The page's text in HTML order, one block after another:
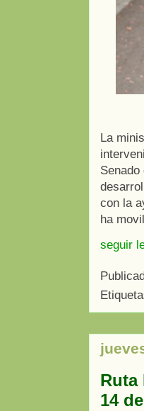
La
con la
ha
seguir
Ruta
14